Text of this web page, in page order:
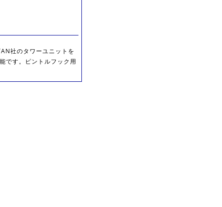
社のタワーユニットを
です。ピントルフック用